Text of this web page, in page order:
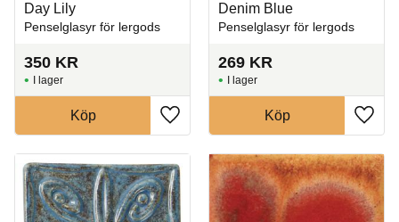
Day Lily
Penselglasyr för lergods
350 KR
Lägg till i favoriter
I lager
Köp
Denim Blue
Penselglasyr för lergods
269 KR
Lägg
I lager
Köp